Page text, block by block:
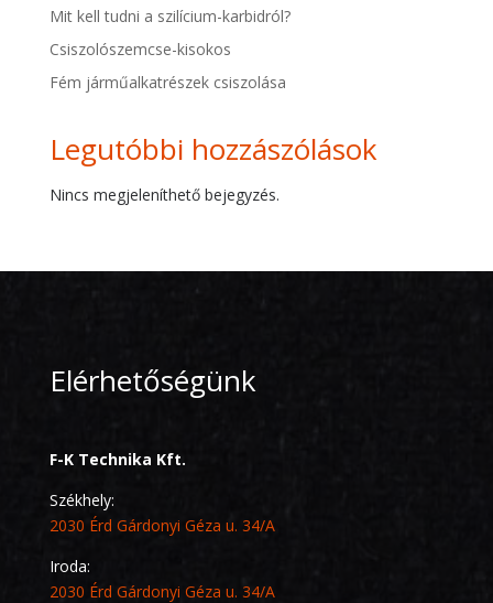
Mit kell tudni a szilícium-karbidról?
Csiszolószemcse-kisokos
Fém járműalkatrészek csiszolása
Legutóbbi hozzászólások
Nincs megjeleníthető bejegyzés.
Elérhetőségünk
F-K Technika Kft.
Székhely:
2030 Érd Gárdonyi Géza u. 34/A
Iroda:
2030 Érd Gárdonyi Géza u. 34/A